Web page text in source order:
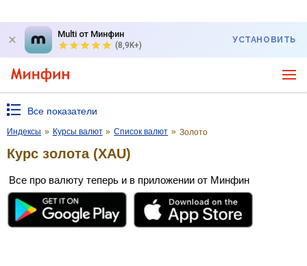
Multi от Минфин
(8,9K+)
УСТАНОВИТЬ
Все показатели
Индексы » Курсы валют » Список валют » Золото
Курс золота (XAU)
Все про валюту теперь и в приложении от Минфин